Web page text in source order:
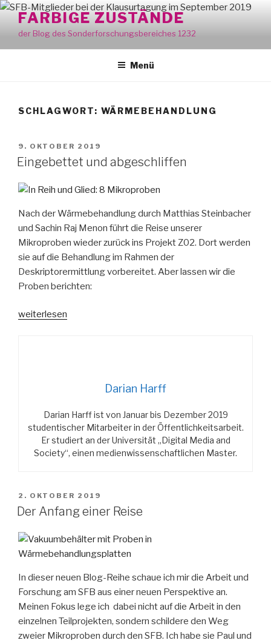
Zum
Inhalt
springen
FARBIGE ZUSTÄNDE
der Blog des Sonderforschungsbereiches 1232
Menü
SCHLAGWORT: WÄRMEBEHANDLUNG
VERÖFFENTLICHT
AM
9. OKTOBER 2019
Eingebettet und abgeschliffen
Nach der Wärmebehandlung durch Matthias Steinbacher
und Sachin Raj Menon führt die Reise unserer
Mikroproben wieder zurück ins Projekt Z02. Dort werden
sie auf die Behandlung im Rahmen der
Deskriptorermittlung vorbereitet. Aber lassen wir die
Proben berichten:
„Eingebettet
weiterlesen
Darian Harff
Darian Harff ist von Januar bis Dezember 2019
studentischer Mitarbeiter in der Öffentlichkeitsarbeit.
Er studiert an der Universität „Digital Media and
Society“, einen medienwissenschaftlichen Master.
VERÖFFENTLICHT
AM
2. OKTOBER 2019
Der Anfang einer Reise
In dieser neuen Blog-Reihe schaue ich mir die Arbeit und
Forschung am SFB aus einer neuen Perspektive an.
Meinen Fokus lege ich dabei nicht auf die Arbeit in den
einzelnen Teilprojekten, sondern schildere den Weg
zweier Mikroproben durch den SFB. Ich habe sie Paul und